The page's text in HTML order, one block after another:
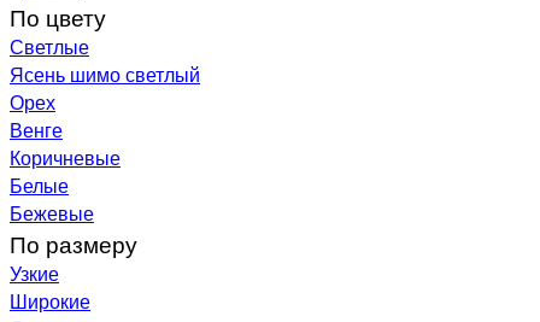
По цвету
Светлые
Ясень шимо светлый
Орех
Венге
Коричневые
Белые
Бежевые
По размеру
Узкие
Широкие